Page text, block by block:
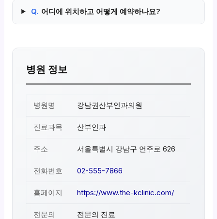
Q. 어디에 위치하고 어떻게 예약하나요?
병원 정보
병원명 강남권산부인과의원
진료과목 산부인과
주소 서울특별시 강남구 언주로 626
전화번호 02-555-7866
홈페이지 https://www.the-kclinic.com/
전문의 전문의 진료